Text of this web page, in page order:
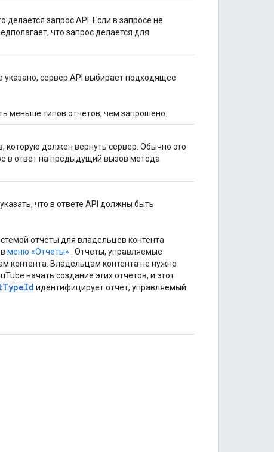
запрос API. Если в запросе не
что запрос делается для
сервер API выбирает подходящее
меньше типов отчетов, чем запрошено.
которую должен вернуть сервер. Обычно это
в ответ на предыдущий вызов метода
что в ответе API должны быть
отчеты для владельцев контента
меню «Отчеты» . Отчеты, управляемые
контента. Владельцам контента не нужно
начать создание этих отчетов, и этот
TypeId идентифицирует отчет, управляемый